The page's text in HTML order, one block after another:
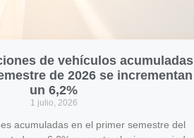
de vehículos acumuladas
de 2026 se incrementan
un 6,2%
1 julio, 2026
acumuladas en el primer semestre del